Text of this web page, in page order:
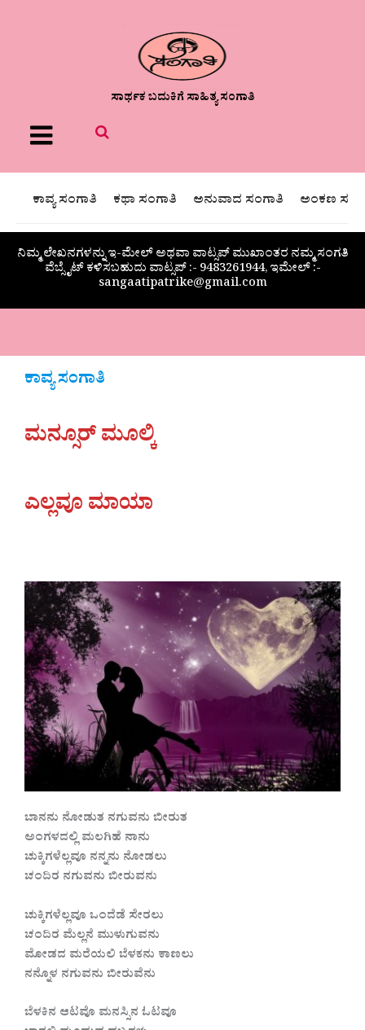
ಸಾರ್ಥಕ ಬದುಕಿಗೆ ಸಾಹಿತ್ಯ ಸಂಗಾತಿ
Menu
ಕಾವ್ಯ ಸಂಗಾತಿ ಕಥಾ ಸಂಗಾತಿ ಅನುವಾದ ಸಂಗಾತಿ ಅಂಕಣ
ನಿಮ್ಮ ಲೇಖನಗಳನ್ನು ಇ-ಮೇಲ್ ಅಥವಾ ವಾಟ್ಸಪ್ ಮುಖಾಂತರ ನಮ್ಮ ಸಂಗತಿ
ವೆಬ್ಸೈಟ್ ಕಳಿಸಬಹುದು ವಾಟ್ಸಪ್‌ :- 9483261944, ಇಮೇಲ್ :-
sangaatipatrike@gmail.com
ಕಾವ್ಯ ಸಂಗಾತಿ
ಮನ್ಸೂರ್ ಮೂಲ್ಕಿ
ಎಲ್ಲವೂ ಮಾಯಾ
ಬಾನನು ನೋಡುತ ನಗುವನು ಬೀರುತ
ಅಂಗಳದಲ್ಲಿ ಮಲಗಿಹೆ ನಾನು
ಚುಕ್ಕಿಗಳೆಲ್ಲವೂ ನನ್ನನು ನೋಡಲು
ಚಂದಿರ ನಗುವನು ಬೀರುವನು
ಚುಕ್ಕಿಗಳೆಲ್ಲವೂ ಒಂದೆಡೆ ಸೇರಲು
ಚಂದಿರ ಮೆಲ್ಲನೆ ಮುಳುಗುವನು
ಮೋಡದ ಮರೆಯಲಿ ಬೆಳಕನು ಕಾಣಲು
ನನ್ನೊಳ ನಗುವನು ಬೀರುವೆನು
ಬೆಳಕಿನ ಆಟವೊ ಮನಸ್ಸಿನ ಓಟವೂ